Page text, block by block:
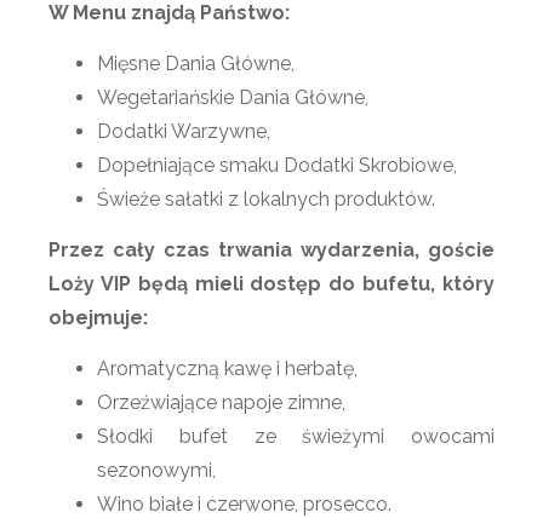
W Menu znajdą Państwo:
Mięsne Dania Główne,
Wegetariańskie Dania Główne,
Dodatki Warzywne,
Dopełniające smaku Dodatki Skrobiowe,
Świeże sałatki z lokalnych produktów.
Przez cały czas trwania wydarzenia, goście
Loży VIP będą mieli dostęp do bufetu, który
obejmuje:
Aromatyczną kawę i herbatę,
Orzeźwiające napoje zimne,
Słodki bufet ze świeżymi owocami
sezonowymi,
Wino białe i czerwone, prosecco.